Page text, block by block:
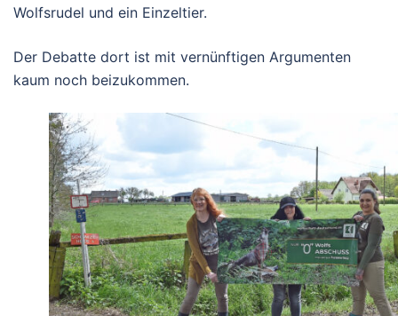
Wolfsrudel und ein Einzeltier.
Der Debatte dort ist mit vernünftigen Argumenten
kaum noch beizukommen.